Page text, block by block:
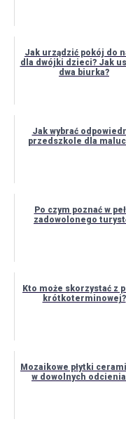
Jak urządzić pokój do
dla dwójki dzieci? Jak
dwa biurka?
Jak wybrać
przedszkole dla
Po czym poznać w
zadowolonego
Kto może skorzystać z
krótkoterminowej?
Mozaikowe płytki
w dowolnych